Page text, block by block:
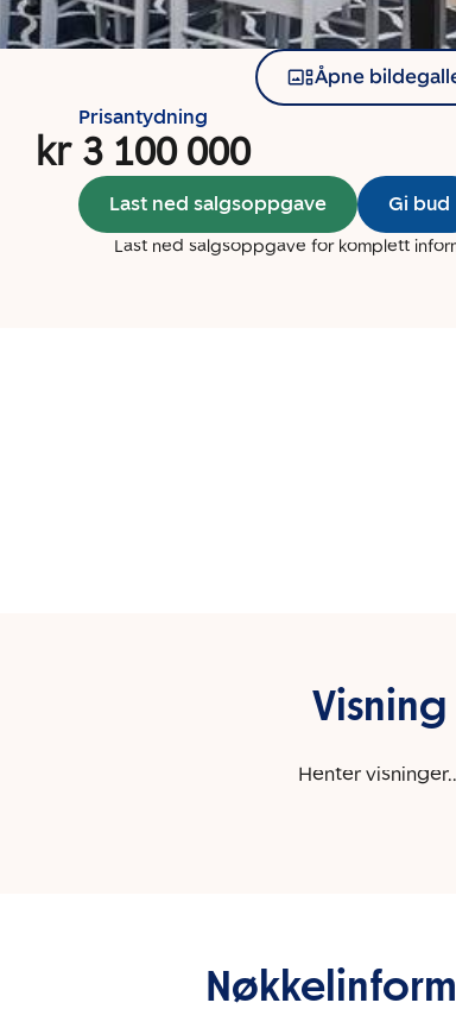
Åpne
Prisantydning
kr 3 100 000
Last ned salgsoppgave Gi bud
Last ned salgsoppgave for komplett
Visning
Henter